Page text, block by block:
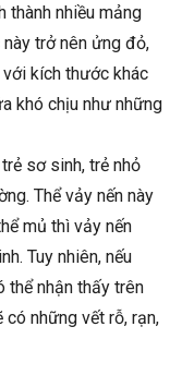
thành nhiều mảng
trở nên ửng đỏ,
kích thước khác
khó chịu như những
sơ sinh, trẻ nhỏ
Thể vảy nến này
mủ thì vảy nến
Tuy nhiên, nếu
thể nhận thấy trên
có những vết rỗ, rạn,